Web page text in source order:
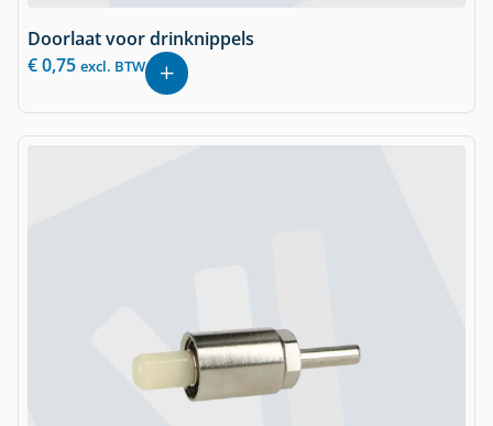
Doorlaat voor drinknippels
€0,75 excl. BTW